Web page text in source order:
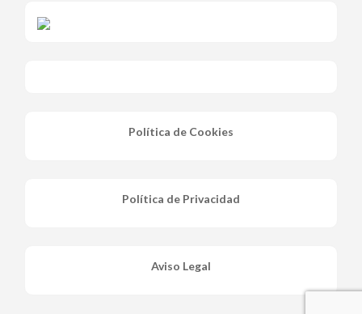
Política de Cookies
Política de Privacidad
Aviso Legal